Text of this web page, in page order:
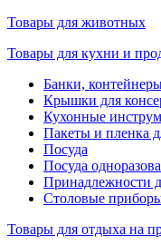
Товары для животных
Товары для кухни и
Банки,
Крышки для
Кухонные
Пакеты и пленка
Посуда
Посуда
Принадлежности
Столовые
Товары для отдыха на